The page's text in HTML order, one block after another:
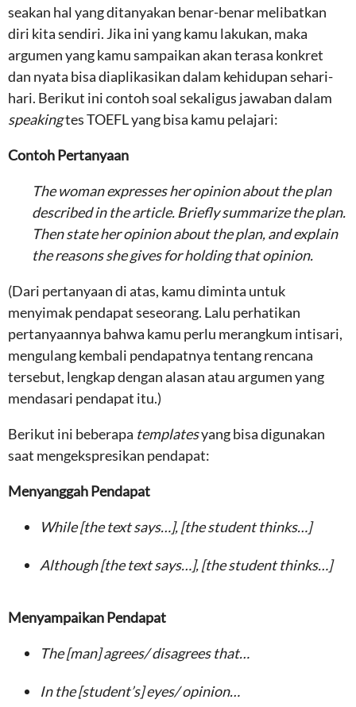
seakan hal yang ditanyakan benar-benar melibatkan
diri kita sendiri. Jika ini yang kamu lakukan, maka
argumen yang kamu sampaikan akan terasa konkret
dan nyata bisa diaplikasikan dalam kehidupan sehari-
hari. Berikut ini contoh soal sekaligus jawaban dalam
speakingtes TOEFL yang bisa kamu pelajari:
Contoh Pertanyaan
The woman expresses her opinion about the plan
described in the article. Briefly summarize the plan.
Then state her opinion about the plan, and explain
the reasons she gives for holding that opinion.
(Dari pertanyaan di atas, kamu diminta untuk
menyimak pendapat seseorang. Lalu perhatikan
pertanyaannya bahwa kamu perlu merangkum intisari,
mengulang kembali pendapatnya tentang rencana
tersebut, lengkap dengan alasan atau argumen yang
mendasari pendapat itu.)
Berikut ini beberapa templatesyang bisa digunakan
saat mengekspresikan pendapat:
Menyanggah Pendapat
While [the text says…], [the student thinks…]
Although [the text says…], [the student thinks…]
Menyampaikan Pendapat
The [man] agrees/ disagrees that…
In the [student’s] eyes/ opinion…